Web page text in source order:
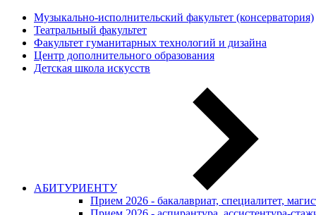
Музыкально-исполнительский факультет (консерватория)
Театральный факультет
Факультет гуманитарных технологий и дизайна
Центр дополнительного образования
Детская школа искусств
АБИТУРИЕНТУ
Прием 2026 - бакалавриат, специалитет,